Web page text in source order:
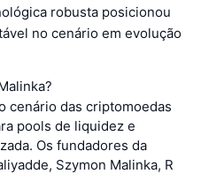
robusta posicionou
no cenário em evolução
cenário das criptomoedas
pools de liquidez e
Os fundadores da
Szymon Malinka, R